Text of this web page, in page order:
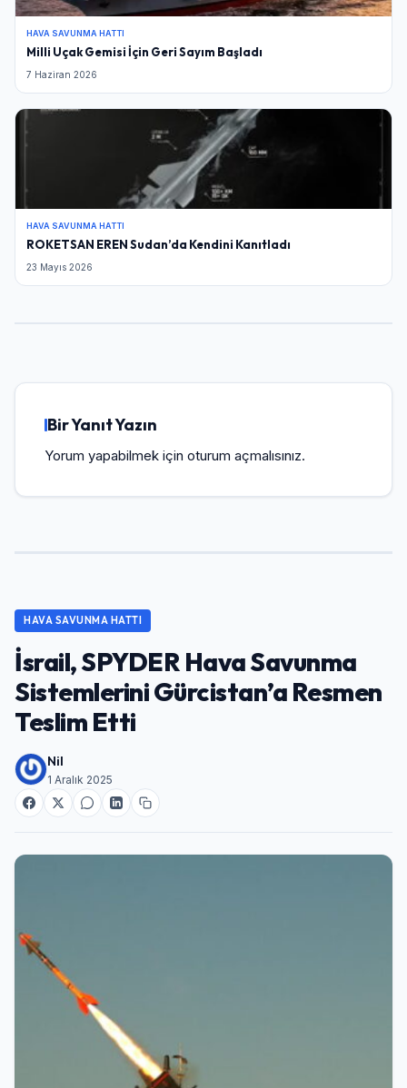
HAVA SAVUNMA HATTI
Milli Uçak Gemisi İçin Geri Sayım Başladı
7 Haziran 2026
HAVA SAVUNMA HATTI
ROKETSAN EREN Sudan’da Kendini Kanıtladı
23 Mayıs 2026
Bir Yanıt Yazın
Yorum yapabilmek için oturum açmalısınız.
HAVA SAVUNMA HATTI
İsrail, SPYDER Hava Savunma
Sistemlerini Gürcistan’a Resmen
Teslim Etti
Nil
1 Aralık 2025